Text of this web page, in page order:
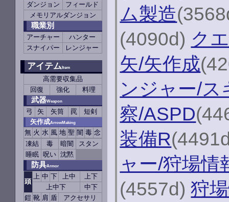
ダンジョン
フィールド
メモリアルダンジョン
職業別
アーチャー
ハンター
スナイパー
レンジャー
アイテムItem
高需要収集品
回復
強化 料理
武器Weapon
弓 矢 矢筒 罠
短剣
矢作成ArrowMaking
無 火 水 風 地 聖 闇 毒 念
凍結
毒 暗闇
スタン
睡眠 呪い 沈黙
防具Armor
頭
上 中 下 上中
上下
上中下
中下
鎧 靴 肩 盾
アクセサリ
ム製造
(4090d) ク
矢/矢作成
ンジャー/ス
察/ASPD
装備R
ャー/狩場情
(4557d)狩